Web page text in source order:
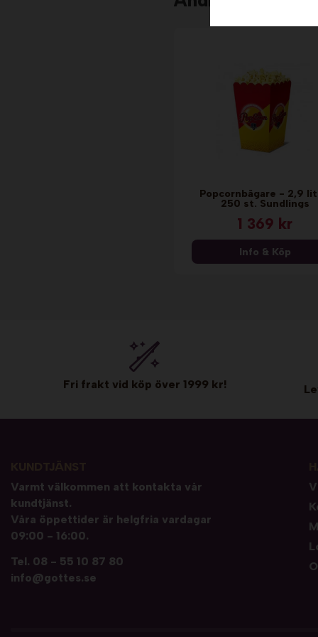
Popcornbägare - 2,9
250 st. Sundlings
1 369 kr
Info & Köp
Fri frakt vid köp över 1999 kr!
Varmt välkommen att kontakta vår
kundtjänst.
Våra öppettider är helgfria vardagar
09:00 - 16:00.
Tel. 08 - 55 10 87 80
info@gottes.se